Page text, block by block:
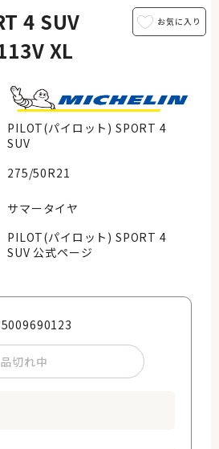
4 SUV
XL
PILOT(パイロット) SPORT 4
SUV
275/50R21
サマータイヤ
PILOT(パイロット) SPORT 4
SUV 公式ページ
品切れ中